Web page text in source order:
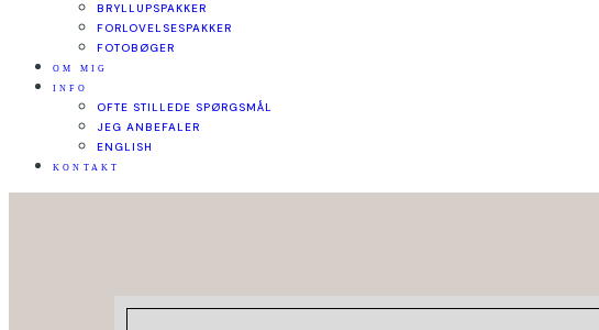
BRYLLUPSPAKKER
FORLOVELSESPAKKER
FOTOBØGER
OM MIG
INFO
OFTE STILLEDE SPØRGSMÅL
JEG ANBEFALER
ENGLISH
KONTAKT